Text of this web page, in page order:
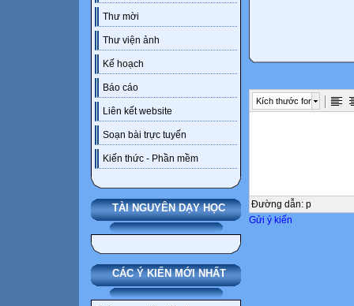
Thư mời
Thư viện ảnh
Kế hoạch
Báo cáo
Liên kết website
Soạn bài trực tuyến
Kiến thức - Phần mềm
TÀI NGUYÊN DẠY HỌC
CÁC Ý KIẾN MỚI NHẤT
Kích thước font
Đường dẫn: p
Gửi ý kiến